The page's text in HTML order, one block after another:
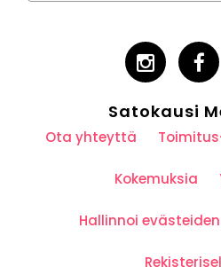
Satokausi
Ota yhteyttä
Kokemuksia
Hallinnoi